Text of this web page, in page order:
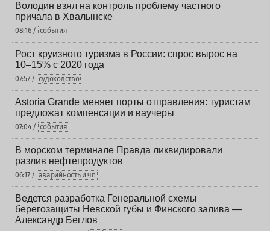
Володин взял на контроль проблему частного
причала в Хвалынске
08:16 / события
Рост круизного туризма в России: спрос вырос на
10–15% с 2020 года
07:57 / судоходство
Astoria Grande меняет порты отправления: туристам
предложат компенсации и ваучеры
07:04 / события
В морском терминале Правда ликвидировали
разлив нефтепродуктов
06:17 / аварийность и чп
Ведется разработка Генеральной схемы
берегозащиты Невской губы и Финского залива —
Александр Беглов